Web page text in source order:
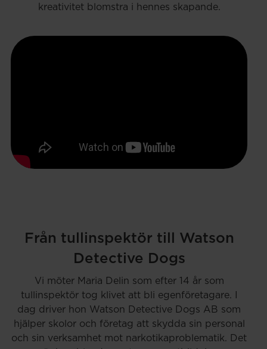
kreativitet blomstra i hennes skapande.
Från tullinspektör till Watson
Detective Dogs
Vi möter Maria Delin som efter 14 år som
tullinspektör tog klivet att bli egenföretagare. I
dag driver hon Watson Detective Dogs AB som
hjälper skolor och företag att skydda sin personal
och sin verksamhet mot narkotikaproblematik. Det